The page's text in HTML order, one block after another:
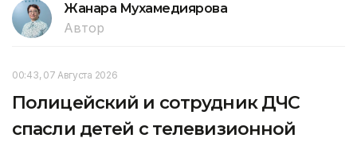
Жанара Мухамедиярова
Автор
00:43, 07 Августа 2026
Полицейский и сотрудник ДЧС
спасли детей с телевизионной